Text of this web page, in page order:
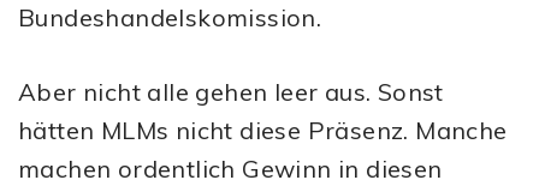
Bundeshandelskomission.
Aber nicht alle gehen leer aus. Sonst
hätten MLMs nicht diese Präsenz. Manche
machen ordentlich Gewinn in diesen